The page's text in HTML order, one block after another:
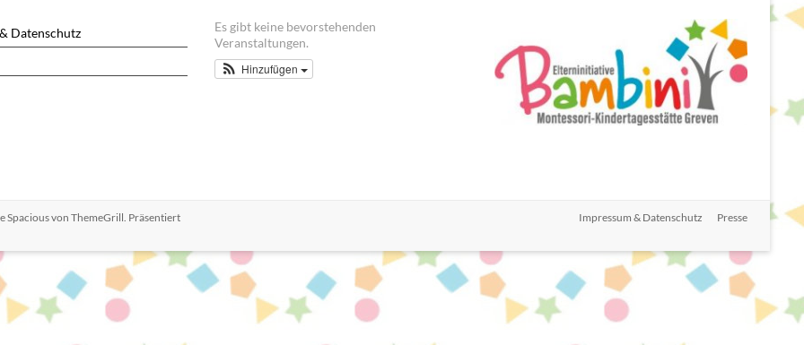
Datenschutz
Es gibt keine bevorstehenden
Veranstaltungen.
Hinzufügen
Spaciousvon ThemeGrill. Präsentiert
Impressum & Datenschutz Presse